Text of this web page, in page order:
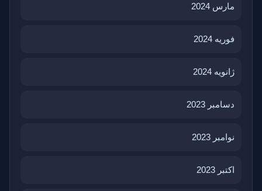
مارس 2024
فوریه 2024
ژانویه 2024
دسامبر 2023
نوامبر 2023
اکتبر 2023